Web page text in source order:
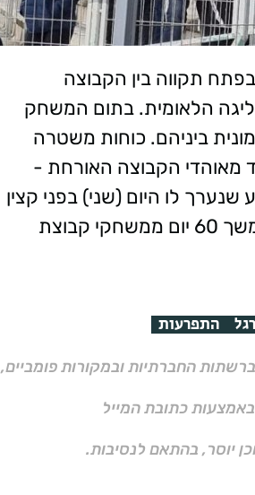
הכדורגל בפתח תקווה בין הקבוצה
הלאומית. בתום המשחק
המונית ביניהם. כוחות משטרה
מאוהדי הקבוצה האורחת -
שנערך לו היום (שני) בפני קצין
האג"מ בתחנה, הוחלט להרחיקו בהתאם לחוק הספורט למשך 60 יום ממשחקי קבוצת
התפרעות
החברתיות ובמקורות פומביים,
באמצעות כתובת המייל
יוסר, בהתאם לנסיבות.